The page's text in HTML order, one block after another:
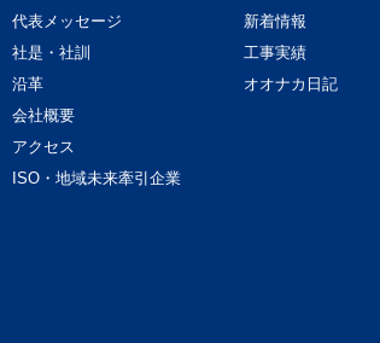
代表メッセージ
社是・社訓
沿革
会社概要
アクセス
ISO・地域未来牽引企業
新着情報
工事実績
オオナカ日記